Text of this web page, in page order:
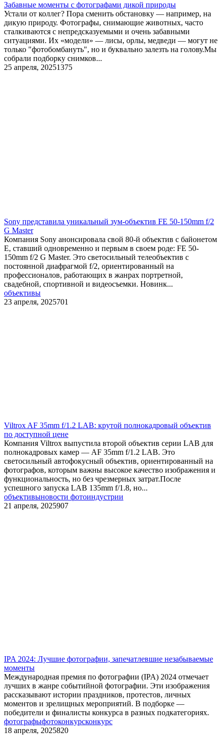
​Забавные моменты с фотографами дикой природы
Устали от коллег? Пора сменить обстановку — например, на
дикую природу. Фотографы, снимающие животных, часто
сталкиваются с непредсказуемыми и очень забавными
ситуациями. Их «модели» — лисы, орлы, медведи — могут не
только "фотобомбануть", но и буквально залезть на голову.Мы
собрали подборку снимков...
25 апреля, 20251375
Sony представила уникальный зум-объектив FE 50-150mm f/2
G Master
Компания Sony анонсировала свой 80-й объектив с байонетом
E, ставший одновременно и первым в своем роде: FE 50-
150mm f/2 G Master. Это светосильный телеобъектив с
постоянной диафрагмой f/2, ориентированный на
профессионалов, работающих в жанрах портретной,
свадебной, спортивной и видеосъемки. Новинк...
объективы
23 апреля, 2025701
​Viltrox AF 35mm f/1.2 LAB: крутой полнокадровый объектив
по доступной цене
Компания Viltrox выпустила второй объектив серии LAB для
полнокадровых камер — AF 35mm f/1.2 LAB. Это
светосильный автофокусный объектив, ориентированный на
фотографов, которым важны высокое качество изображения и
функциональность, но без чрезмерных затрат.После
успешного запуска LAB 135mm f/1.8, но...
объективыновости фотоиндустрии
21 апреля, 2025907
IPA 2024: Лучшие фотографии, запечатлевшие незабываемые
моменты
Международная премия по фотографии (IPA) 2024 отмечает
лучших в жанре событийной фотографии. Эти изображения
рассказывают истории праздников, протестов, личных
моментов и зрелищных мероприятий. В подборке —
победители и финалисты конкурса в разных подкатегориях.
фотографыфотоконкурсконкурс
18 апреля, 2025820